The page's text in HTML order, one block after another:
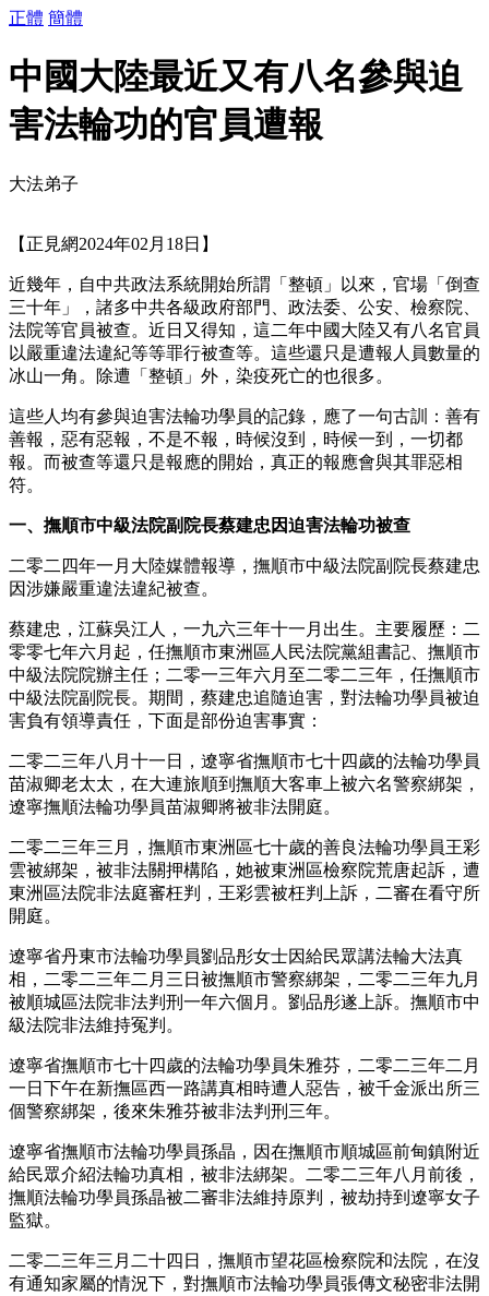
正體 簡體
中國大陸最近又有八名參與迫
害法輪功的官員遭報
大法弟子
【正見網2024年02月18日】
近幾年，自中共政法系統開始所謂「整頓」以來，官場「倒查
三十年」，諸多中共各級政府部門、政法委、公安、檢察院、
法院等官員被查。近日又得知，這二年中國大陸又有八名官員
以嚴重違法違紀等等罪行被查等。這些還只是遭報人員數量的
冰山一角。除遭「整頓」外，染疫死亡的也很多。
這些人均有參與迫害法輪功學員的記錄，應了一句古訓：善有
善報，惡有惡報，不是不報，時候沒到，時候一到，一切都
報。而被查等還只是報應的開始，真正的報應會與其罪惡相
符。
一、撫順市中級法院副院長蔡建忠因迫害法輪功被查
二零二四年一月大陸媒體報導，撫順市中級法院副院長蔡建忠
因涉嫌嚴重違法違紀被查。
蔡建忠，江蘇吳江人，一九六三年十一月出生。主要履歷：二
零零七年六月起，任撫順市東洲區人民法院黨組書記、撫順市
中級法院院辦主任；二零一三年六月至二零二三年，任撫順市
中級法院副院長。期間，蔡建忠追隨迫害，對法輪功學員被迫
害負有領導責任，下面是部份迫害事實：
二零二三年八月十一日，遼寧省撫順市七十四歲的法輪功學員
苗淑卿老太太，在大連旅順到撫順大客車上被六名警察綁架，
遼寧撫順法輪功學員苗淑卿將被非法開庭。
二零二三年三月，撫順市東洲區七十歲的善良法輪功學員王彩
雲被綁架，被非法關押構陷，她被東洲區檢察院荒唐起訴，遭
東洲區法院非法庭審枉判，王彩雲被枉判上訴，二審在看守所
開庭。
遼寧省丹東市法輪功學員劉品彤女士因給民眾講法輪大法真
相，二零二三年二月三日被撫順市警察綁架，二零二三年九月
被順城區法院非法判刑一年六個月。劉品彤遂上訴。撫順市中
級法院非法維持冤判。
遼寧省撫順市七十四歲的法輪功學員朱雅芬，二零二三年二月
一日下午在新撫區西一路講真相時遭人惡告，被千金派出所三
個警察綁架，後來朱雅芬被非法判刑三年。
遼寧省撫順市法輪功學員孫晶，因在撫順市順城區前甸鎮附近
給民眾介紹法輪功真相，被非法綁架。二零二三年八月前後，
撫順法輪功學員孫晶被二審非法維持原判，被劫持到遼寧女子
監獄。
二零二三年三月二十四日，撫順市望花區檢察院和法院，在沒
有通知家屬的情況下，對撫順市法輪功學員張傳文秘密非法開